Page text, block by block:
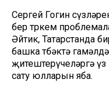
Сергей Гогин
бер төркем
Әйтик, Татарстанда
башка төбәктә
җитештерүчеләргә үз
сату юлларын яба.